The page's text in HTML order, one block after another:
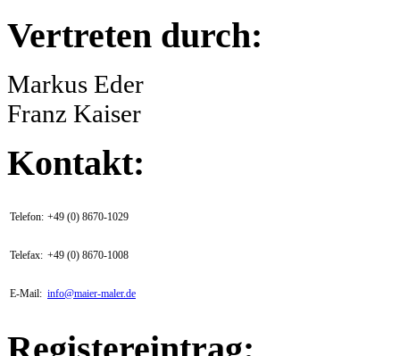
Vertreten durch:
Markus Eder
Franz Kaiser
Kontakt:
Telefon: +49 (0) 8670-1029
Telefax: +49 (0) 8670-1008
E-Mail: info@maier-maler.de